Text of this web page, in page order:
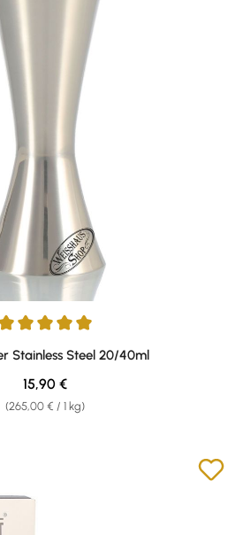
von 5 von 5 Sternen
Stainless Steel 20/40ml
(265,00 € / 1 kg)
Regulärer Preis:
15,90 €